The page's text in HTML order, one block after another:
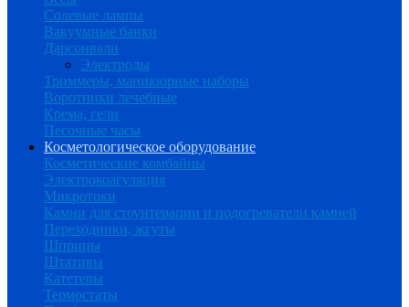
Солевые лампы
Вакуумные банки
Дарсонвали
Электроды
Триммеры, маникюрные наборы
Воротники лечебные
Крема, гели
Песочные часы
Косметологическое оборудование
Косметические комбайны
Электрокоагуляция
Микротоки
Камни для стоунтерапии и подогреватели камней
Переходники, жгуты
Шприцы
Штативы
Катетеры
Термостаты